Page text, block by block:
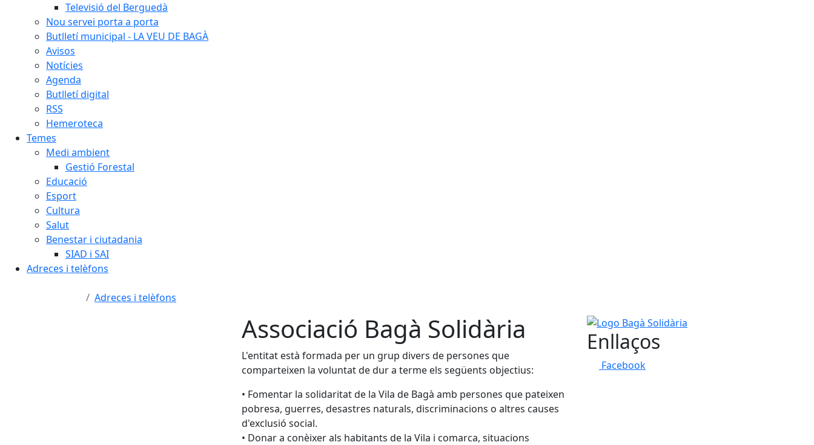
Televisió del Berguedà
Nou servei porta a porta
Butlletí municipal - LA VEU DE BAGÀ
Avisos
Notícies
Agenda
Butlletí digital
RSS
Hemeroteca
Temes
Medi ambient
Gestió Forestal
Educació
Esport
Cultura
Salut
Benestar i ciutadania
SIAD i SAI
Adreces i telèfons
Adreces i telèfons
Associació Bagà Solidària
L'entitat està formada per un grup divers de persones que
comparteixen la voluntat de dur a terme els següents objectius:
• Fomentar la solidaritat de la Vila de Bagà amb persones que pateixen
pobresa, guerres, desastres naturals, discriminacions o altres causes
d'exclusió social.
• Donar a conèixer als habitants de la Vila i comarca, situacions
Logo Bagà Solidària
Enllaços
Facebook